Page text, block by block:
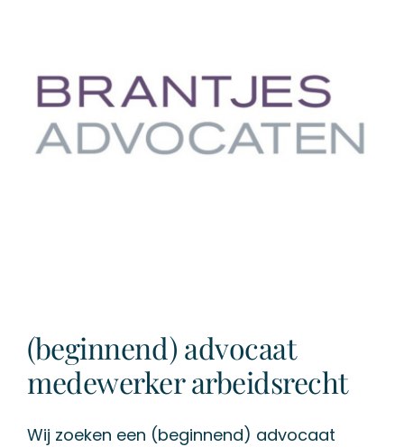
employers?
(beginnend) advocaat
medewerker arbeidsrecht
Wij zoeken een (beginnend) advocaat